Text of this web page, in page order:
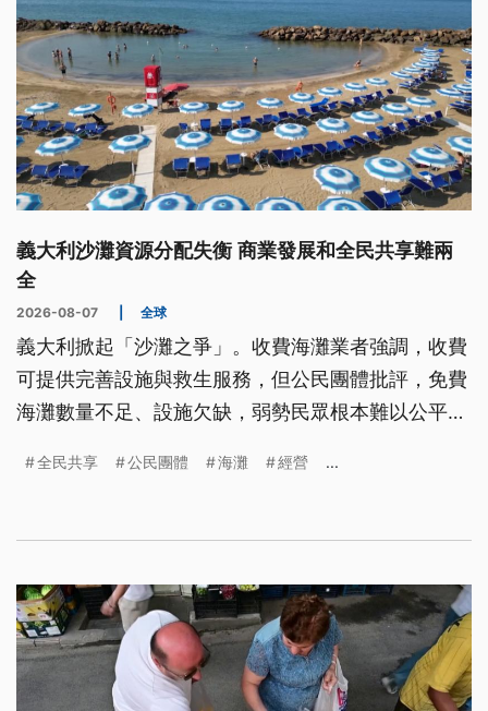
義大利沙灘資源分配失衡 商業發展和全民共享難兩
全
2026-08-07 全球
義大利掀起「沙灘之爭」。收費海灘業者強調，收費
可提供完善設施與救生服務，但公民團體批評，免費
海灘數量不足、設施欠缺，弱勢民眾根本難以公平使
業發展與全民共享成為焦點，也對義大利的海洋資源
全民共享 公民團體 海灘 經營 ...